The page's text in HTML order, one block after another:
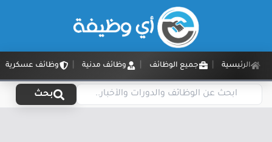
الرئيسية جميع الوظائف وظائف مدنية وظائف عسكرية
بحث